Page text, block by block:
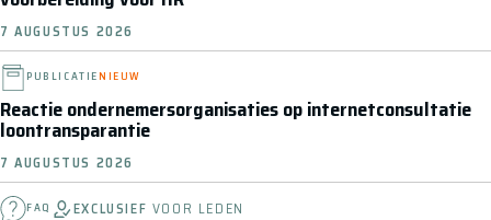
7 AUGUSTUS 2026
PUBLICATIENIEUW
Reactie ondernemersorganisaties op internetconsultatie
loontransparantie
7 AUGUSTUS 2026
FAQ EXCLUSIEF VOOR LEDEN